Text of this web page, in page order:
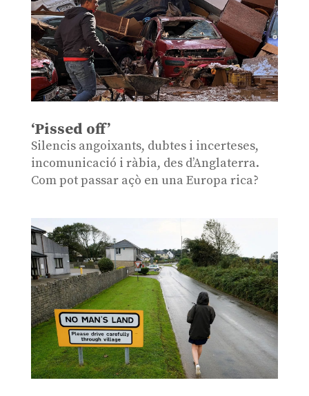
‘Pissed off’
Silencis angoixants, dubtes i incerteses,
incomunicació i ràbia, des d’Anglaterra.
Com pot passar açò en una Europa rica?